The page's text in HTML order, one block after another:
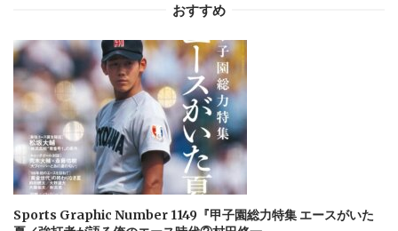
おすすめ
Sports Graphic Number 1149『甲子園総力特集 エースがいた